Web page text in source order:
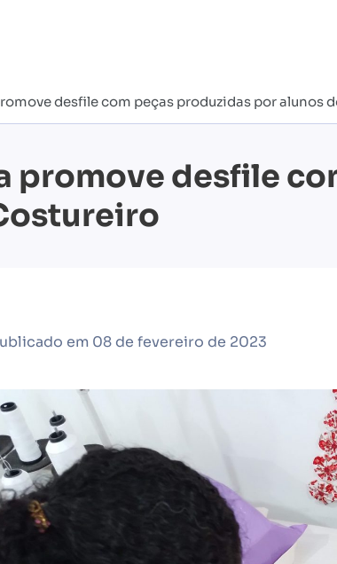
desfile com peças produzidas por alunos
promove desfile
em 08 de fevereiro de 2023